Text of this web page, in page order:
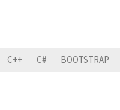
C++ C# BOOTSTRAP